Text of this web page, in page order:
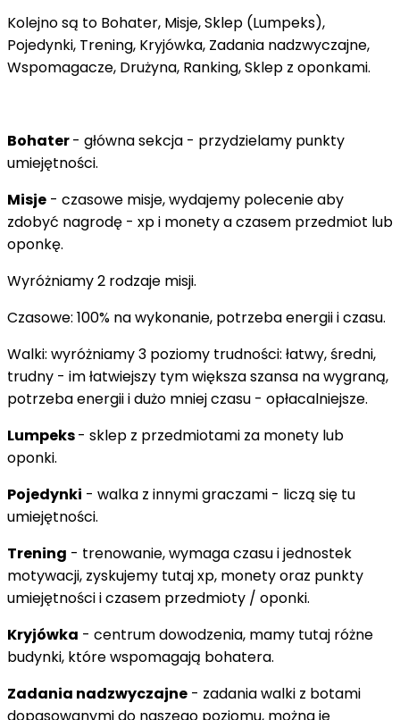
Kolejno są to Bohater, Misje, Sklep (Lumpeks),
Pojedynki, Trening, Kryjówka, Zadania nadzwyczajne,
Wspomagacze, Drużyna, Ranking, Sklep z oponkami.
Bohater- główna sekcja - przydzielamy punkty
umiejętności.
Misje - czasowe misje, wydajemy polecenie aby
zdobyć nagrodę - xp i monety a czasem przedmiot lub
oponkę.
Wyróżniamy 2 rodzaje misji.
Czasowe: 100% na wykonanie, potrzeba energii i czasu.
Walki: wyróżniamy 3 poziomy trudności: łatwy, średni,
trudny - im łatwiejszy tym większa szansa na wygraną,
potrzeba energii i dużo mniej czasu - opłacalniejsze.
Lumpeks- sklep z przedmiotami za monety lub
oponki.
Pojedynki - walka z innymi graczami - liczą się tu
umiejętności.
Trening - trenowanie, wymaga czasu i jednostek
motywacji, zyskujemy tutaj xp, monety oraz punkty
umiejętności i czasem przedmioty / oponki.
Kryjówka - centrum dowodzenia, mamy tutaj różne
budynki, które wspomagają bohatera.
Zadania nadzwyczajne - zadania walki z botami